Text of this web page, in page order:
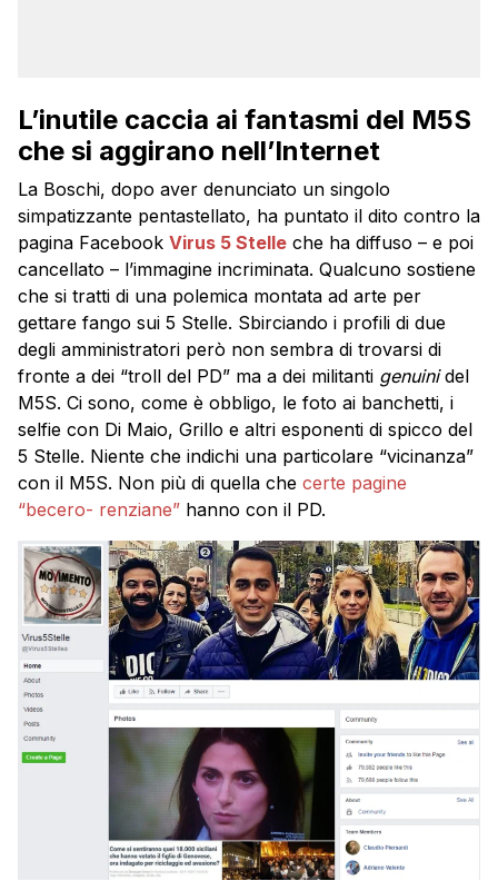
L’inutile caccia ai fantasmi del M5S
che si aggirano nell’Internet
La Boschi, dopo aver denunciato un singolo
simpatizzante pentastellato, ha puntato il dito contro la
pagina Facebook Virus 5 Stelle che ha diffuso – e poi
cancellato – l’immagine incriminata. Qualcuno sostiene
che si tratti di una polemica montata ad arte per
gettare fango sui 5 Stelle. Sbirciando i profili di due
degli amministratori però non sembra di trovarsi di
fronte a dei “troll del PD” ma a dei militanti genuinidel
M5S. Ci sono, come è obbligo, le foto ai banchetti, i
selfie con Di Maio, Grillo e altri esponenti di spicco del
5 Stelle. Niente che indichi una particolare “vicinanza”
con il M5S. Non più di quella che certe pagine
“becero- renziane” hanno con il PD.